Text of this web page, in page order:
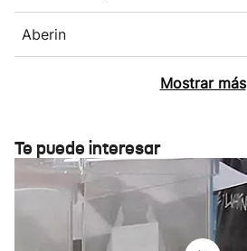
Aberin
Mostrar más
Te puede interesar